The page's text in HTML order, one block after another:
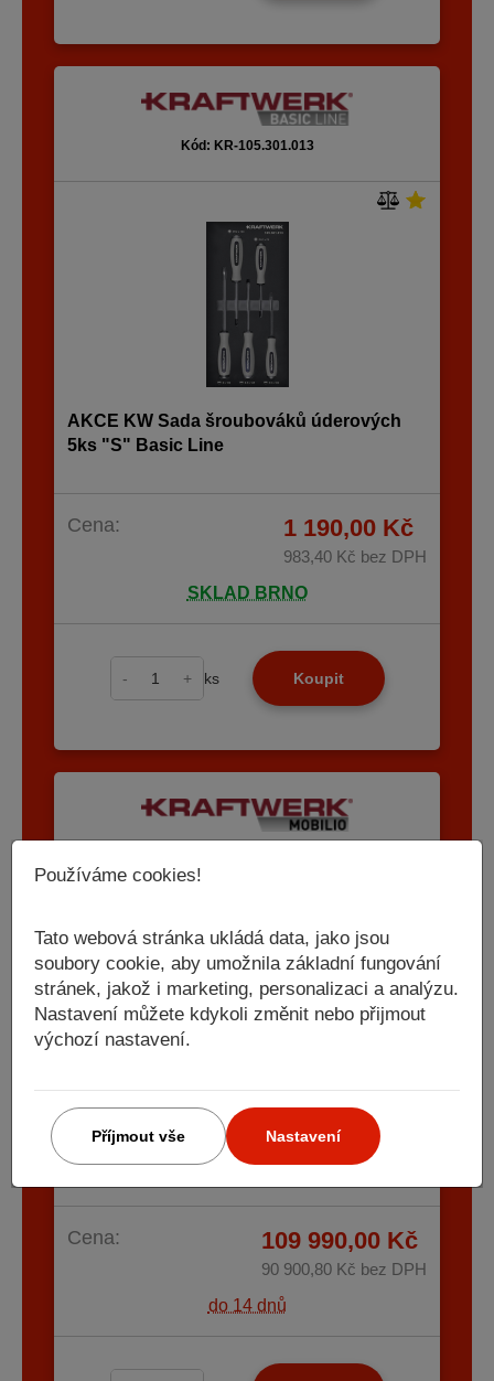
Kód: KR-105.301.013
AKCE KW Sada šroubováků úderových
5ks "S" Basic Line
Cena: 1 190,00 Kč
983,40 Kč bez DPH
SKLAD BRNO
- + ks Koupit
AKCE KW Dílenská stěna rohová
3819/2824x488x2000mm, deska Multiplex
Cena: 109 990,00 Kč
90 900,80 Kč bez DPH
do 14 dnů
Používáme cookies!
Tato webová stránka ukládá data, jako jsou
soubory cookie, aby umožnila základní fungování
stránek, jakož i marketing, personalizaci a analýzu.
Nastavení můžete kdykoli změnit nebo přijmout
výchozí nastavení.
Příjmout vše Nastavení